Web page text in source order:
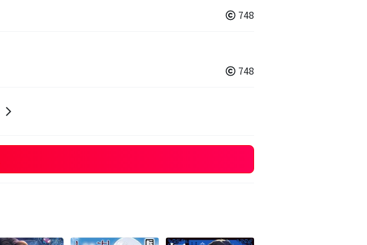
748
748